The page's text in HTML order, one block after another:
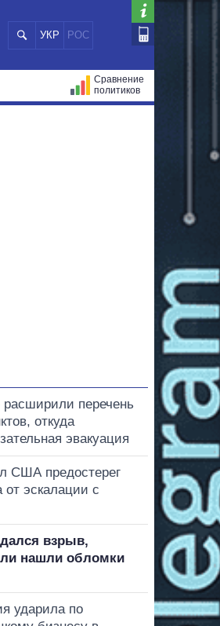
УКР РОС
Сравнение
политиков
перечень
откуда
эвакуация
США предостерег
от эскалации с
взрыв,
нашли обломки
ударила по